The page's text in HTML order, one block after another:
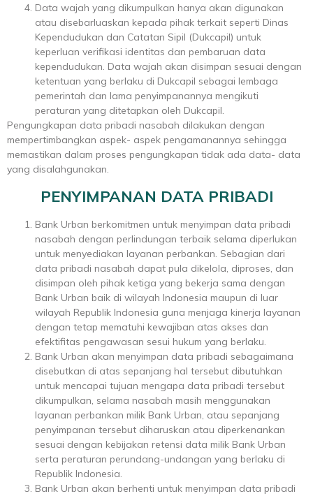
Data wajah yang dikumpulkan hanya akan digunakan
atau disebarluaskan kepada pihak terkait seperti Dinas
Kependudukan dan Catatan Sipil (Dukcapil) untuk
keperluan verifikasi identitas dan pembaruan data
kependudukan. Data wajah akan disimpan sesuai dengan
ketentuan yang berlaku di Dukcapil sebagai lembaga
pemerintah dan lama penyimpanannya mengikuti
peraturan yang ditetapkan oleh Dukcapil.
Pengungkapan data pribadi nasabah dilakukan dengan
mempertimbangkan aspek- aspek pengamanannya sehingga
memastikan dalam proses pengungkapan tidak ada data- data
yang disalahgunakan.
PENYIMPANAN DATA PRIBADI
Bank Urban berkomitmen untuk menyimpan data pribadi
nasabah dengan perlindungan terbaik selama diperlukan
untuk menyediakan layanan perbankan. Sebagian dari
data pribadi nasabah dapat pula dikelola, diproses, dan
disimpan oleh pihak ketiga yang bekerja sama dengan
Bank Urban baik di wilayah Indonesia maupun di luar
wilayah Republik Indonesia guna menjaga kinerja layanan
dengan tetap mematuhi kewajiban atas akses dan
efektifitas pengawasan sesui hukum yang berlaku.
Bank Urban akan menyimpan data pribadi sebagaimana
disebutkan di atas sepanjang hal tersebut dibutuhkan
untuk mencapai tujuan mengapa data pribadi tersebut
dikumpulkan, selama nasabah masih menggunakan
layanan perbankan milik Bank Urban, atau sepanjang
penyimpanan tersebut diharuskan atau diperkenankan
sesuai dengan kebijakan retensi data milik Bank Urban
serta peraturan perundang-undangan yang berlaku di
Republik Indonesia.
Bank Urban akan berhenti untuk menyimpan data pribadi